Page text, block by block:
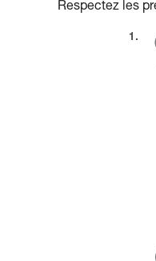
Respectez les